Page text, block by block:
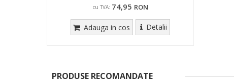
cu TVA: 74,95 RON
Adauga in cos Detalii
PRODUSE RECOMANDATE